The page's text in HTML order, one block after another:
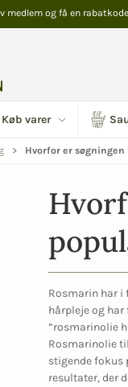
medlem og få en
Køb varer
Hvorfor er
Rosmarin har i
hårpleje og
”rosmarinolie
Rosmarinolie
stigende fokus
resultater, der